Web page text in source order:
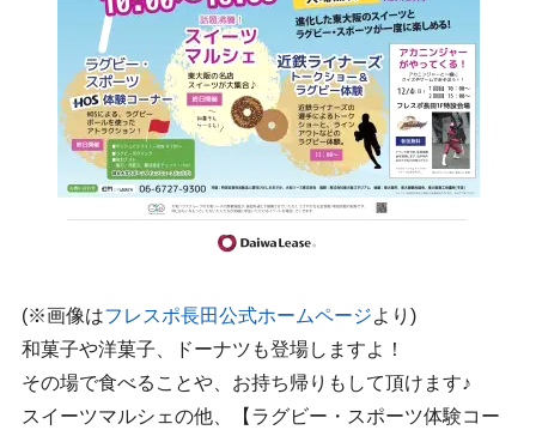
(※画像はフレスポ長田公式ホームページより)
和菓子や洋菓子、ドーナツも登場しますよ！
その場で食べることや、お持ち帰りもして頂けます♪
スイーツマルシェの他、【ラグビー・スポーツ体験コー